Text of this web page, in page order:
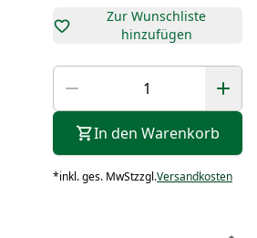
Zur Wunschliste
hinzufügen
In den Warenkorb
*inkl. ges. MwStzzgl.Versandkosten